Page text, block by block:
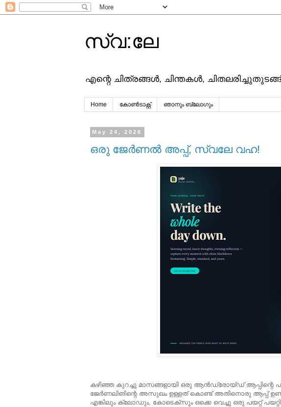
സ്വ:ലേ
എന്റെ ചിത്രങ്ങള്‍, ചിന്തകള്‍,
Home കോൺടാക്റ്റ് ഞാനും ബ്ലോഗും
May 24, 2026
ഒരു ജേർണൽ അപ്പ്, സ്വലേ വഹ!
കഴിഞ്ഞ കുറച്ചു മാസങ്ങളായി ഒരു ആൻഡ്രോയ്ഡ് ആപ്പിന്റെ
ജേർണലിങിന്റെ അസുഖം ഉള്ളത് കൊണ്ട് അതിനൊരു ആപ്പ്
എങ്കിലും ക്ലോഡും, കോടെക്സും ഒക്കെ വെച്ചു ഒരു പയറ്റ് പയറ്റി.